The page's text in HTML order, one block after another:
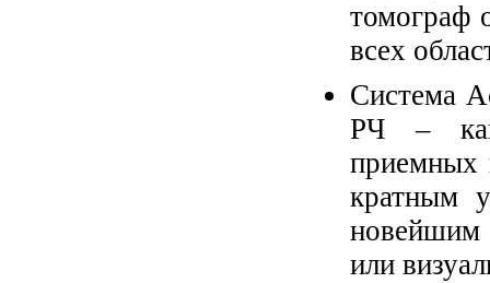
томограф
всех
Система
РЧ –
приемных
кратным
новейшим
или